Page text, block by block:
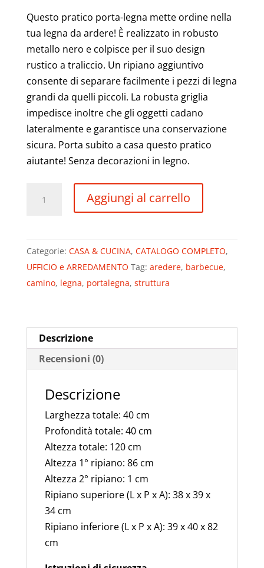
era:
159,00€.
è:
109,00€.
Questo pratico porta-legna mette ordine nella
tua legna da ardere! È realizzato in robusto
metallo nero e colpisce per il suo design
rustico a traliccio. Un ripiano aggiuntivo
consente di separare facilmente i pezzi di legna
grandi da quelli piccoli. La robusta griglia
impedisce inoltre che gli oggetti cadano
lateralmente e garantisce una conservazione
sicura. Porta subito a casa questo pratico
aiutante! Senza decorazioni in legno.
Camino
Metallo
Scaffale
Portalegna
in
Ripiani
Camino
40x40CM,
Alto120
NERO
quantità
Aggiungi al carrello
Categorie: CASA & CUCINA, CATALOGO COMPLETO,
UFFICIO e ARREDAMENTO Tag: aredere, barbecue,
camino, legna, portalegna, struttura
Descrizione
Recensioni (0)
Descrizione
Larghezza totale: 40 cm
Profondità totale: 40 cm
Altezza totale: 120 cm
Altezza 1° ripiano: 86 cm
Altezza 2° ripiano: 1 cm
Ripiano superiore (L x P x A): 38 x 39 x
34 cm
Ripiano inferiore (L x P x A): 39 x 40 x 82
cm